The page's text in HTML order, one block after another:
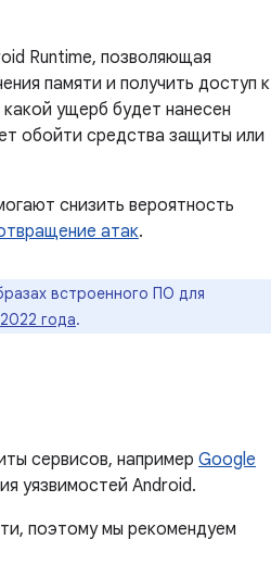
Runtime, позволяющая
памяти и получить доступ к
ущерб будет нанесен
обойти средства защиты или
снизить вероятность
атак.
встроенного ПО для
года.
сервисов, например Google
уязвимостей Android.
поэтому мы рекомендуем